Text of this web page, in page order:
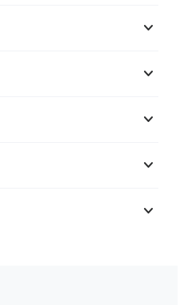
keyboard_arrow_down
keyboard_arrow_down
keyboard_arrow_down
keyboard_arrow_down
keyboard_arrow_down